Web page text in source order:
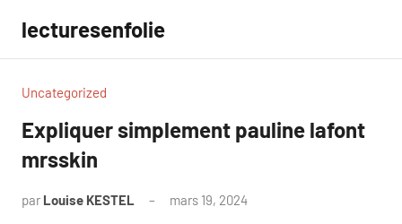
contenu
lecturesenfolie
Uncategorized
Expliquer simplement pauline lafont
mrsskin
par Louise KESTEL mars 19, 2024